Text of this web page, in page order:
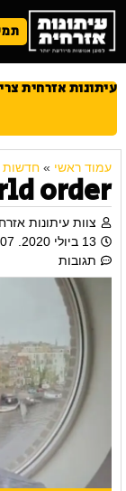
עיתונות אזרחית
עמוד ראשי » חדשות
order
צוות עיתונות
13 ביולי 2020. 21:07
תגובות